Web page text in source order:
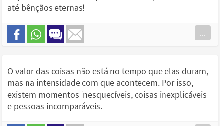
até bênçãos eternas!
...
O valor das coisas não está no tempo que elas duram,
mas na intensidade com que acontecem. Por isso,
existem momentos inesquecíveis, coisas inexplicáveis
e pessoas incomparáveis.